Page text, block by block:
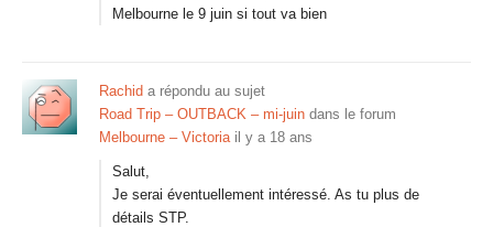
Melbourne le 9 juin si tout va bien
Rachid a répondu au sujet
Road Trip – OUTBACK – mi-juin dans le forum
Melbourne – Victoria il y a 18 ans
Salut,
Je serai éventuellement intéressé. As tu plus de
détails STP.